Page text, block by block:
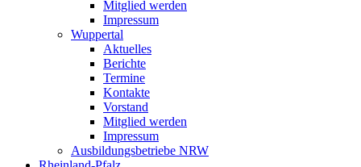
Mitglied werden
Impressum
Wuppertal
Aktuelles
Berichte
Termine
Kontakte
Vorstand
Mitglied werden
Impressum
Ausbildungsbetriebe NRW